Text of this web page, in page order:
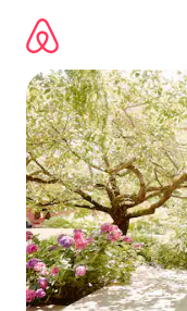
directement
contenu